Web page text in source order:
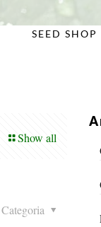
SEED SHOP
Show all
Categoria